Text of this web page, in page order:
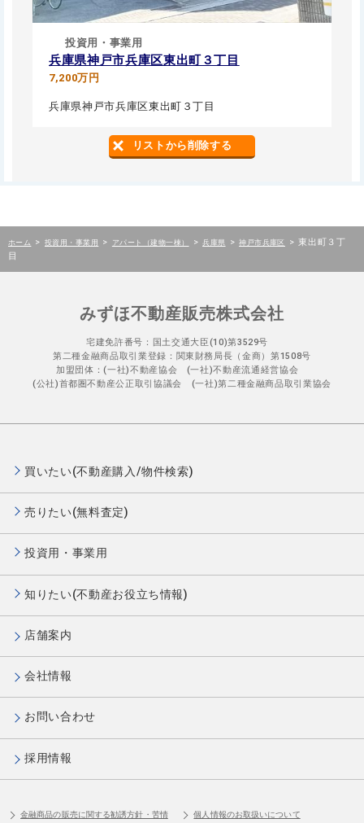
投資用・事業用
兵庫県神戸市兵庫区東出町３丁目
7,200万円
兵庫県神戸市兵庫区東出町３丁目
リストから削除する
ホーム > 投資用・事業用 > アパート（建物一棟） > 兵庫県 > 神戸市兵庫区 > 東出町３丁
目
みずほ不動産販売株式会社
宅建免許番号：国土交通大臣(10)第3529号
第二種金融商品取引業登録：関東財務局長（金商）第1508号
加盟団体：(一社)不動産協会 (一社)不動産流通経営協会
(公社)首都圏不動産公正取引協議会 (一社)第二種金融商品取引業協会
買いたい(不動産購入/物件検索)
売りたい(無料査定)
投資用・事業用
知りたい(不動産お役立ち情報)
店舗案内
会社情報
お問い合わせ
採用情報
金融商品の販売に関する勧誘方針・苦情
個人情報のお取扱いについて